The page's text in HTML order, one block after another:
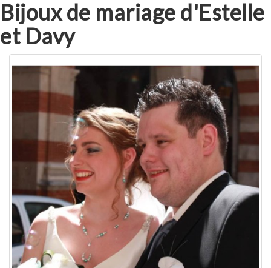
Bijoux de mariage d'Estelle
et Davy